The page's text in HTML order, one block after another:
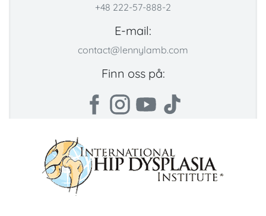
+48 222-57-888-2
E-mail:
contact@lennylamb.com
Finn oss på: